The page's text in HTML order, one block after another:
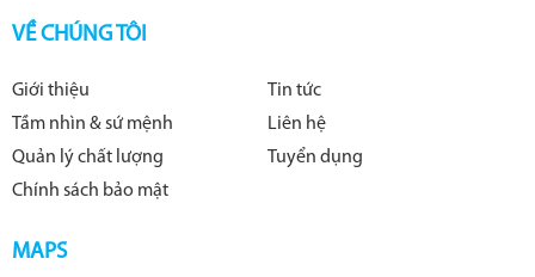
VỀ CHÚNG TÔI
Giới thiệu
Tin tức
Tầm nhìn & sứ mệnh
Liên hệ
Quản lý chất lượng
Tuyển dụng
Chính sách bảo mật
MAPS